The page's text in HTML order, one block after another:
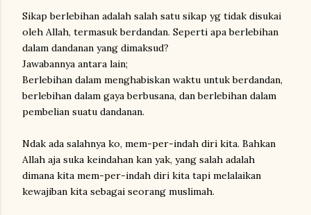
Sikap berlebihan adalah salah satu sikap yg tidak disukai
oleh Allah, termasuk berdandan. Seperti apa berlebihan
dalam dandanan yang dimaksud?
Jawabannya antara lain;
Berlebihan dalam menghabiskan waktu untuk berdandan,
berlebihan dalam gaya berbusana, dan berlebihan dalam
pembelian suatu dandanan.
Ndak ada salahnya ko, mem-per-indah diri kita. Bahkan
Allah aja suka keindahan kan yak, yang salah adalah
dimana kita mem-per-indah diri kita tapi melalaikan
kewajiban kita sebagai seorang muslimah.